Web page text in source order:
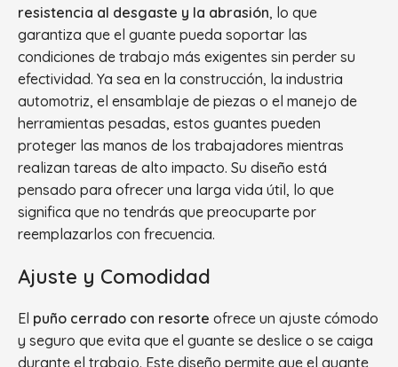
resistencia al desgaste y la abrasión, lo que
garantiza que el guante pueda soportar las
condiciones de trabajo más exigentes sin perder su
efectividad. Ya sea en la construcción, la industria
automotriz, el ensamblaje de piezas o el manejo de
herramientas pesadas, estos guantes pueden
proteger las manos de los trabajadores mientras
realizan tareas de alto impacto. Su diseño está
pensado para ofrecer una larga vida útil, lo que
significa que no tendrás que preocuparte por
reemplazarlos con frecuencia.
Ajuste y Comodidad
El puño cerrado con resorte ofrece un ajuste cómodo
y seguro que evita que el guante se deslice o se caiga
durante el trabajo. Este diseño permite que el guante